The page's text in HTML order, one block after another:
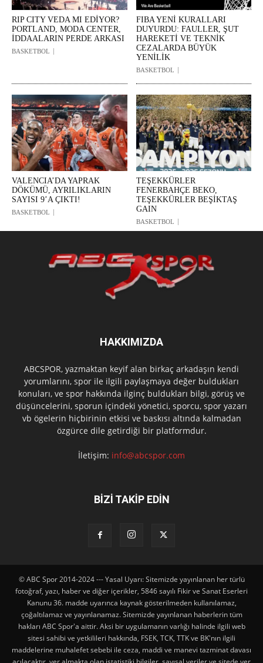
RIP CITY VEDA MI EDİYOR?
PORTLAND, MODA CENTER,
İDDAALARIN PERDE ARKASI
BASKETBOL
FIBA YENİ KURALLARI
DUYURDU: FAULLER, ŞUT
HAREKETİ VE TEKNİK
CEZALARDA BÜYÜK
YENİLİK
BASKETBOL
VALENCIA’DA YAPRAK
DÖKÜMÜ, AYRILIKLARIN
SAYISI 9’A ÇIKTI!
BASKETBOL
TEŞEKKÜRLER
FENERBAHÇE BEKO,
TEŞEKKÜRLER BEŞİKTAŞ
GAIN
BASKETBOL
HAKKIMIZDA
ABCSPOR, yazmaktan keyif alan birkaç arkadaşın kendi
yorumlarını, spor ile ilgili paylaşmaya değer buldukları
konuları, ve spor hakkında ilginç buldukları bilgi, görüş ve
düşüncelerini, sporun içindeki yönetici, sporcu, spor yazarı
vb ögelerin hiçbirinin etkisi ve baskısı altında kalmadan
özgürce dile getirdiği bir platformdur.
İletişim: info@abcspor.com
BİZİ TAKİP EDİN
© ABC Spor 2014-2024 --- Yasal Uyarı: Sitemizde yayınlanan her türlü
fotoğraf, yazı, haber ve diğer içerikler, 5846 sayılı Fikir ve Sanat Eserleri
Kanunu 36. madde uyarınca kaynak gösterilmeden kullanılamaz,
çoğaltılamaz ve yayınlanamaz. Sitemizde yayınlanan haberlerin tüm
hakları ABC Spor'a aittir. Aksi bir uygulamanın varlığı halinde ilgili web
sitesi sahibi ve yetkilileri hakkında, FSEK, TCK, TTK ve BK'nın ilgili
maddelerine muhalefet sebebi ile ceza, maddi ve manevi tazminat davası